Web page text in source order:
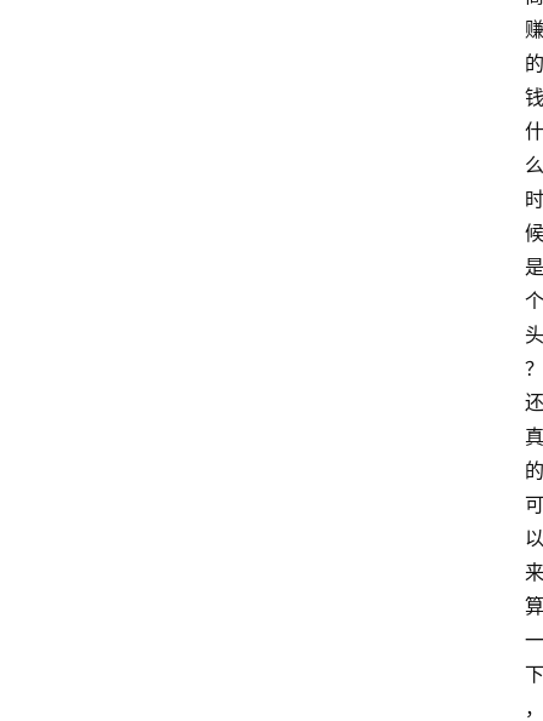
赚
的
钱
什
么
时
候
是
个
头
？
还
真
的
可
以
来
算
一
下
，